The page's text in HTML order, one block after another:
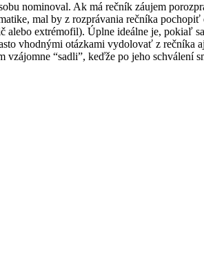
nominoval. Ak má rečník záujem
mal by z rozprávania rečníka
extrémofil). Úplne ideálne je, pokiaľ
vhodnými otázkami vydolovať z rečníka
“sadli”, keďže po jeho